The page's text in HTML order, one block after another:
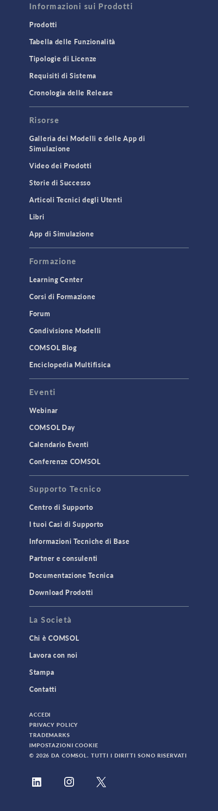
Informazioni sui Prodotti
Prodotti
Tabella delle Funzionalità
Tipologie di Licenze
Requisiti di Sistema
Cronologia delle Release
Risorse
Galleria dei Modelli e delle App di
Simulazione
Video dei Prodotti
Storie di Successo
Articoli Tecnici degli Utenti
Libri
App di Simulazione
Formazione
Learning Center
Corsi di Formazione
Forum
Condivisione Modelli
COMSOL Blog
Enciclopedia Multifisica
Eventi
Webinar
COMSOL Day
Calendario Eventi
Conferenze COMSOL
Supporto Tecnico
Centro di Supporto
I tuoi Casi di Supporto
Informazioni Tecniche di Base
Partner e consulenti
Documentazione Tecnica
Download Prodotti
La Società
Chi è COMSOL
Lavora con noi
Stampa
Contatti
ACCEDI
PRIVACY POLICY
TRADEMARKS
IMPOSTAZIONI COOKIE
© 2026 DA COMSOL. TUTTI I DIRITTI SONO RISERVATI